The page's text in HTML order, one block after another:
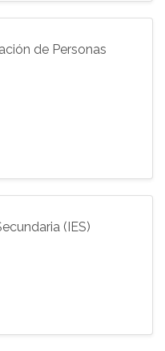
de Personas
(IES)